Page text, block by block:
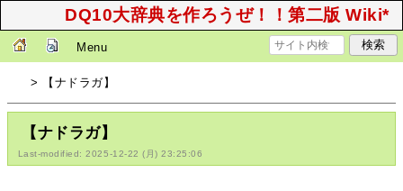
DQ10大辞典を作ろうぜ！！第二版 Wiki*
Menu
> 【ナドラガ】
【ナドラガ】
Last-modified: 2025-12-22 (月) 23:25:06